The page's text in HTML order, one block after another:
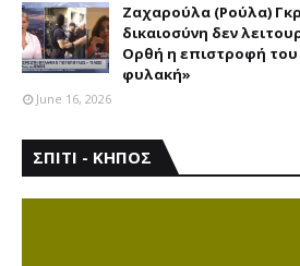
Ζαχαρούλα (Ρούλα)
δικαιοσύνη δεν
Ορθή η επιστροφή
φυλακή»
June 16, 2026
ΣΠΙΤΙ - ΚΗΠΟΣ